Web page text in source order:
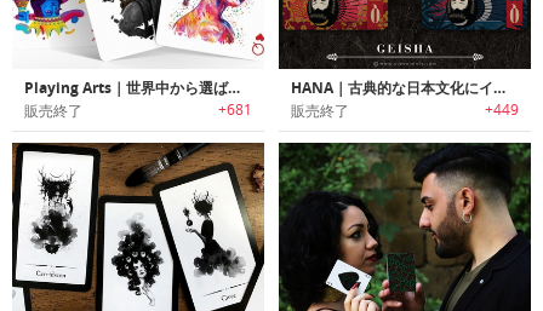
Playing Arts｜世界中から選ばれたアーティストが1枚1枚手掛けたプレイングカード「プレイングアーツ」
販売終了 +681
HANA｜古典的な日本文化にインスパイアされたラグジュアリートランプセット「ハナ」
販売終了 +449